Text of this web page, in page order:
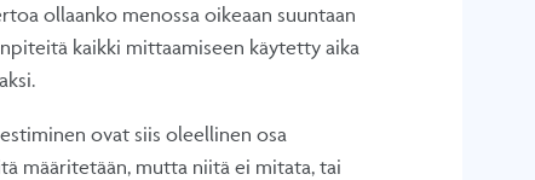
ollaanko menossa oikeaan suuntaan
kaikki mittaamiseen käytetty aika
ovat siis oleellinen osa
määritetään, mutta niitä ei mitata, tai